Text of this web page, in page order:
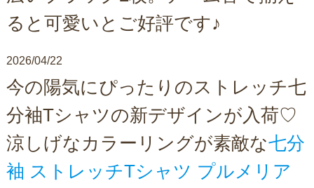
ると可愛いとご好評です♪
2026/04/22
今の陽気にぴったりのストレッチ七
分袖Tシャツの新デザインが入荷♡
涼しげなカラーリングが素敵な七分
袖 ストレッチTシャツ プルメリア